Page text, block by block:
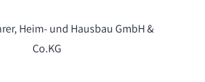
Heim- und Hausbau GmbH &
Co.KG